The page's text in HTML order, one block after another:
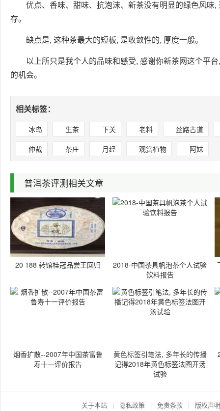
优点、香味、甜味、抗泡沫、新茶没有明显的绿色风味,
存。
缺点是, 这种茶最大的短板, 是收敛性的, 厚度一般。
以上所只是我个人的品味和感受, 感谢你新茶网这个平
的机会。
相关标签：
冰岛 生茶 下关 老料
丝路古道
仲裁
茶庄 月经 观赏植物 阿妹
普洱茶评测相关文章
20 188 转馆桂冠品尝王回归
2018-中国茶具帆泡茶个人试验
饮料报告
烟香扩散--2007年中国茶富鲁
寿十一评价报告
黄色标签引笔法, 多年长的传播
记得2018年黄色标签法图开汤
试验
关于本站 | 隐私政策 | 免责条款 | 版权声明